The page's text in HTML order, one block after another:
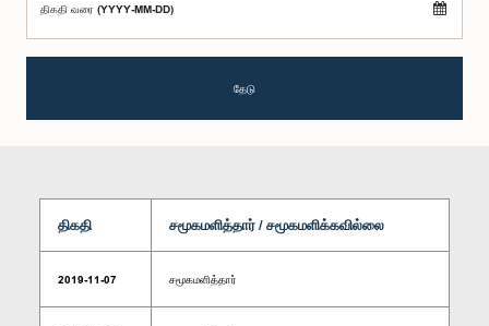
திகதி வரை (YYYY-MM-DD)
தேடு
திகதி சமூகமளித்தார் / சமூகமளிக்கவில்லை
2019-11-07 சமூகமளித்தார்